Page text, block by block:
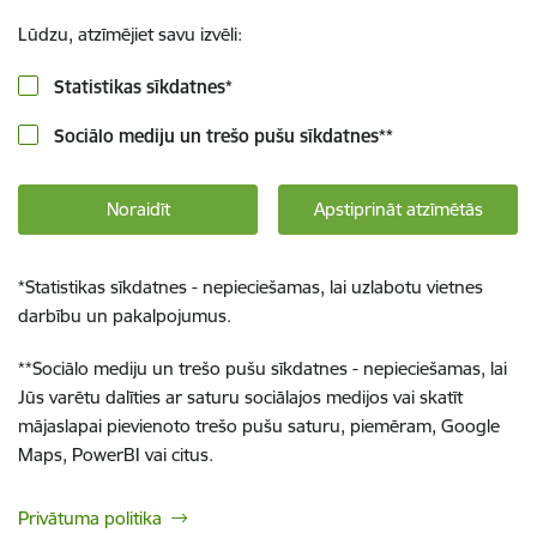
Lūdzu, atzīmējiet savu izvēli:
Statistikas sīkdatnes*
Sociālo mediju un trešo pušu sīkdatnes**
Noraidīt Apstiprināt atzīmētās
*Statistikas sīkdatnes - nepieciešamas, lai uzlabotu vietnes
darbību un pakalpojumus.
**Sociālo mediju un trešo pušu sīkdatnes - nepieciešamas, lai
Jūs varētu dalīties ar saturu sociālajos medijos vai skatīt
mājaslapai pievienoto trešo pušu saturu, piemēram, Google
Maps, PowerBI vai citus.
Privātuma politika